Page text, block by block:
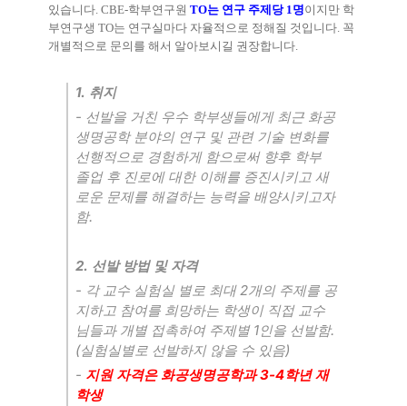
있습니다. CBE-학부연구원 TO는 연구 주제당 1명이지만 학
부연구생 TO는 연구실마다 자율적으로 정해질 것입니다. 꼭
개별적으로 문의를 해서 알아보시길 권장합니다.
1. 취지
- 선발을 거친 우수 학부생들에게 최근 화공
생명공학 분야의 연구 및 관련 기술 변화를
선행적으로 경험하게 함으로써 향후 학부
졸업 후 진로에 대한 이해를 증진시키고 새
로운 문제를 해결하는 능력을 배양시키고자
함.
2. 선발 방법 및 자격
- 각 교수 실험실 별로 최대2개의 주제를 공
지하고 참여를 희망하는 학생이 직접 교수
님들과 개별 접촉하여 주제별 1인을 선발함.
(실험실별로 선발하지 않을 수 있음)
- 지원 자격은 화공생명공학과3-4학년 재
학생